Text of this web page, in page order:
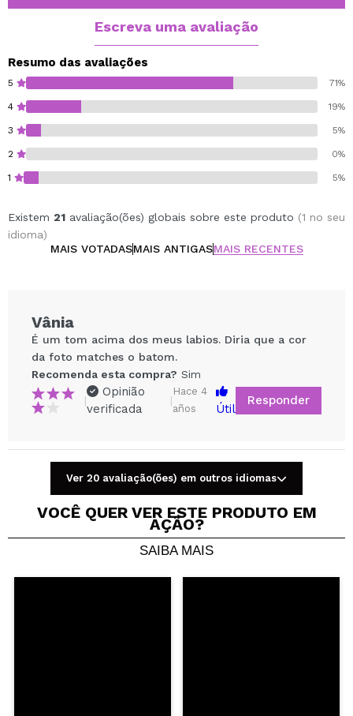
Escreva uma avaliação
Resumo das avaliações
5 71%
4 19%
3 5%
2 0%
1 5%
Existem 21 avaliação(ões) globais sobre este produto (1 no seu
idioma)
MAIS VOTADASMAIS ANTIGASMAIS RECENTES
Recomenda esta compra? Sim Não
5/5
Vânia
É um tom acima dos meus labios. Diria que a cor
da foto matches o batom.
Recomenda esta compra? Sim
|
Opinião
verificada
|
Hace 4
años
Útil
Responder
Ver 20 avaliação(ões) em outros idiomas
VOCÊ QUER VER ESTE PRODUTO EM
AÇÃO?
SAIBA MAIS